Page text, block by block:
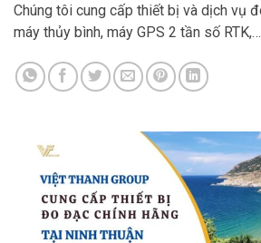
Chúng tôi cung cấp thiết bị và dịch vụ
máy thủy bình, máy GPS 2 tần số RTK,…